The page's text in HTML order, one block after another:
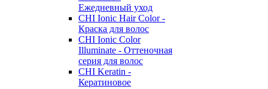
Ежедневный уход
CHI Ionic Hair Color -
Краска для волос
CHI Ionic Color
Illuminate - Оттеночная
серия для волос
CHI Keratin -
Кератиновое